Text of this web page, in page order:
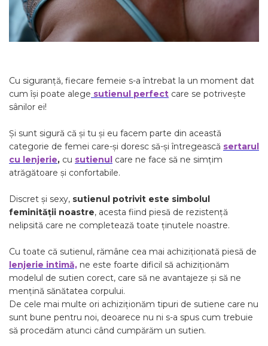
Cu siguranță, fiecare femeie s-a întrebat la un moment dat
cum își poate alege sutienul perfect care se potrivește
sânilor ei!
Și sunt sigură că și tu și eu facem parte din această
categorie de femei care-și doresc să-și întregească sertarul
cu lenjerie, cu sutienul care ne face să ne simțim
atrăgătoare și confortabile.
Discret și sexy, sutienul potrivit este simbolul
feminității noastre, acesta fiind piesă de rezistență
nelipsită care ne completează toate ținutele noastre.
Cu toate că sutienul, rămâne cea mai achiziționată piesă de
lenjerie intimă, ne este foarte dificil să achiziționăm
modelul de sutien corect, care să ne avantajeze și să ne
mențină sănătatea corpului.
De cele mai multe ori achiziționăm tipuri de sutiene care nu
sunt bune pentru noi, deoarece nu ni s-a spus cum trebuie
să procedăm atunci când cumpărăm un sutien.